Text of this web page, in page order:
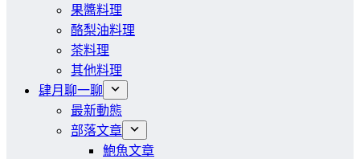
果醬料理
酪梨油料理
茶料理
其他料理
肆月聊一聊
最新動態
部落文章
鮑魚文章